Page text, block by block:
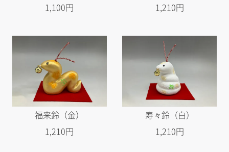
1,100円
1,210円
福来鈴（金）
1,210円
寿々鈴（白）
1,210円